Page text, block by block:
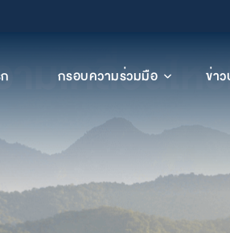
กรอบความร่วมมือ ข่า
ามเคลื่อนไ